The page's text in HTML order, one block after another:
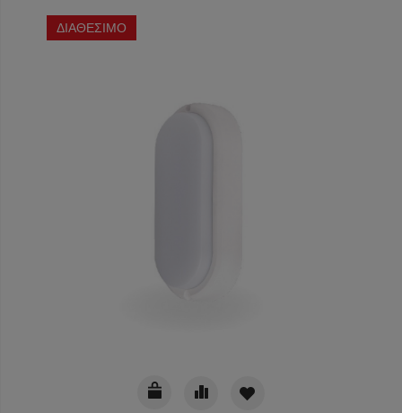
ΔΙΑΘΕΣΙΜΟ